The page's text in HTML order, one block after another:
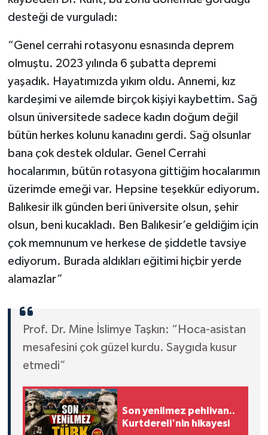
desteği de vurguladı:
“Genel cerrahi rotasyonu esnasında deprem
olmuştu. 2023 yılında 6 şubatta depremi
yaşadık. Hayatımızda yıkım oldu. Annemi, kız
kardeşimi ve ailemde birçok kişiyi kaybettim. Sağ
olsun üniversitede sadece kadın doğum değil
bütün herkes kolunu kanadını gerdi. Sağ olsunlar
bana çok destek oldular. Genel Cerrahi
hocalarımın, bütün rotasyona gittiğim hocalarımın
üzerimde emeği var. Hepsine teşekkür ediyorum.
Balıkesir ilk günden beri üniversite olsun, şehir
olsun, beni kucakladı. Ben Balıkesir’e geldiğim için
çok memnunum ve herkese de şiddetle tavsiye
ediyorum. Burada aldıkları eğitimi hiçbir yerde
alamazlar”
Prof. Dr. Mine İslimye Taşkın: “Hoca-asistan
mesafesini çok güzel kurdu. Saygıda kusur
etmedi”
Son yenilmez pehlivan..
Kurtdereli'nin hikayesi